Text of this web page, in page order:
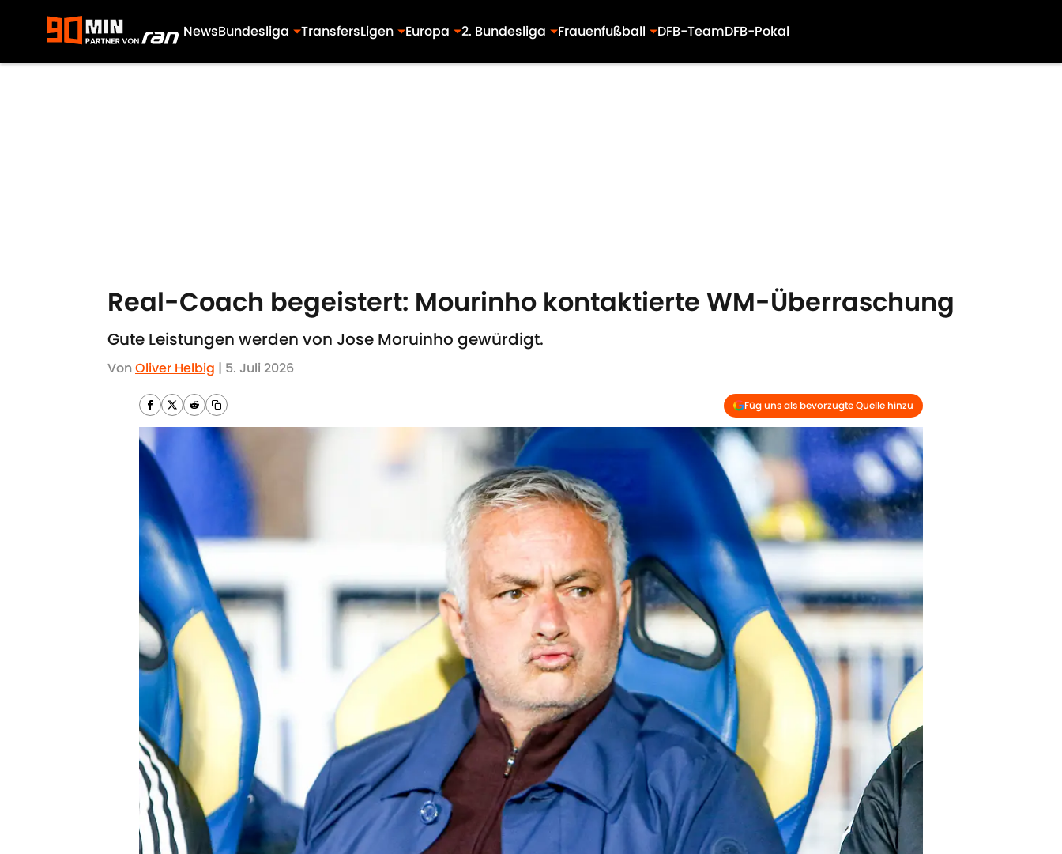
NewsBundesliga TransfersLigen Europa 2. Bundesliga Frauenfußball DFB-TeamDFB-Pokal
Real-Coach begeistert: Mourinho kontaktierte WM-Überraschung
Gute Leistungen werden von Jose Moruinho gewürdigt.
VonOliver Helbig | 5. Juli 2026
Füg uns als bevorzugte Quelle hinzu